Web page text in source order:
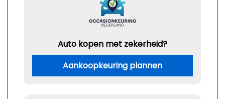
Auto kopen met zekerheid?
Aankoopkeuring plannen